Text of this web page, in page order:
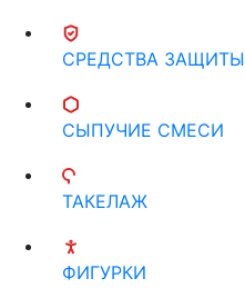
СРЕДСТВА ЗАЩИТЫ
СЫПУЧИЕ СМЕСИ
ТАКЕЛАЖ
ФИГУРКИ